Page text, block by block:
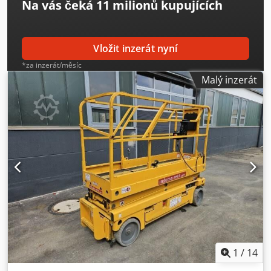
Na vás čeká 11 milionů kupujících
Vložit inzerát nyní
*za inzerát/měsíc
Malý inzerát
1 / 14